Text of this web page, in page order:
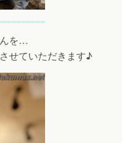
を…
せていただきます♪